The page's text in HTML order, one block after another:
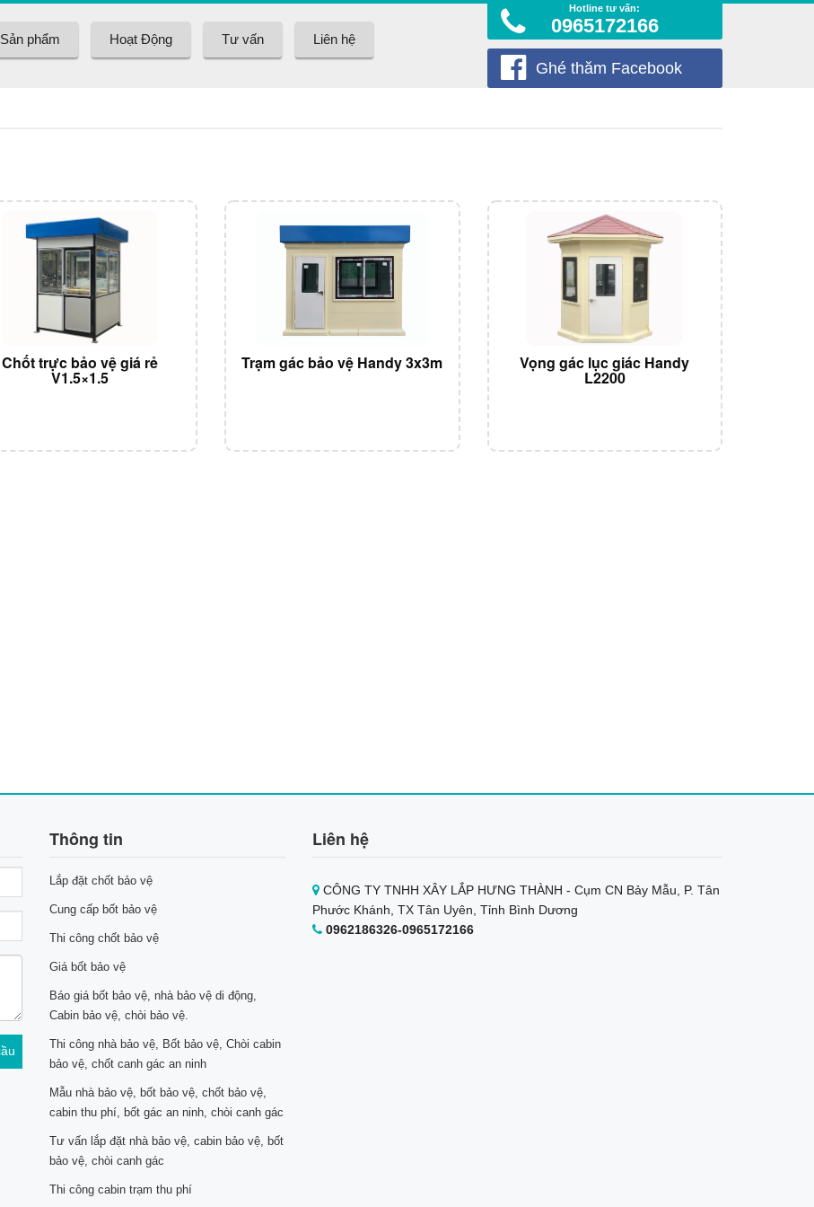
Sản phẩm Hoạt Động Tư vấn Liên hệ
Hotline tư vấn:
0965172166
Ghé thăm Facebook
Chốt trực bảo vệ giá rẻ
V1.5×1.5
Trạm gác bảo vệ Handy 3x3m Vọng gác lục giác Handy
L2200
Thông tin
Lắp đặt chốt bảo vệ
Cung cấp bốt bảo vệ
Thi công chốt bảo vệ
Giá bốt bảo vệ
Báo giá bốt bảo vệ, nhà bảo vệ di động,
Cabin bảo vệ, chòi bảo vệ.
Thi công nhà bảo vệ, Bốt bảo vệ, Chòi cabin
bảo vệ, chốt canh gác an ninh
Mẫu nhà bảo vệ, bốt bảo vệ, chốt bảo vệ,
cabin thu phí, bốt gác an ninh, chòi canh gác
Tư vấn lắp đặt nhà bảo vệ, cabin bảo vệ, bốt
bảo vệ, chòi canh gác
Thi công cabin trạm thu phí
Liên hệ
CÔNG TY TNHH XÂY LẮP HƯNG THÀNH - Cụm CN Bảy Mẫu, P. Tân
Phước Khánh, TX Tân Uyên, Tỉnh Bình Dương
0962186326-0965172166